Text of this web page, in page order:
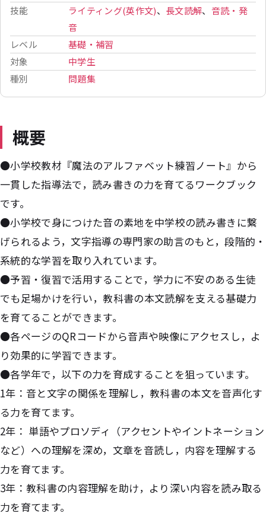
技能
ライティング(英作文)、 長文読解、 音読・発
音
レベル
基礎・補習
対象
中学生
種別
問題集
概要
●小学校教材『魔法のアルファベット練習ノート』から
一貫した指導法で，読み書きの力を育てるワークブック
です。
●小学校で身につけた音の素地を中学校の読み書きに繋
げられるよう，文字指導の専門家の助言のもと，段階的・
系統的な学習を取り入れています。
●予習・復習で活用することで，学力に不安のある生徒
でも足場かけを行い，教科書の本文読解を支える基礎力
を育てることができます。
●各ページのQRコードから音声や映像にアクセスし，よ
り効果的に学習できます。
●各学年で，以下の力を育成することを狙っています。
1年：音と文字の関係を理解し，教科書の本文を音声化す
る力を育てます。
2年： 単語やプロソディ（アクセントやイントネーション
など）への理解を深め，文章を音読し，内容を理解する
力を育てます。
3年：教科書の内容理解を助け，より深い内容を読み取る
力を育てます。